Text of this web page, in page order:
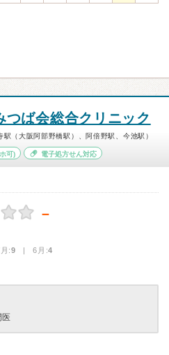
つば会総合クリニック
（大阪阿部野橋駅）、阿倍野駅、今池駅）
可) 電子処方せん対応
－
:9 | 6月:4